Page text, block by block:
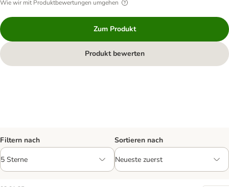
Wie wir mit Produktbewertungen umgehen
Zum Produkt
Produkt bewerten
Filtern nach Sortieren nach